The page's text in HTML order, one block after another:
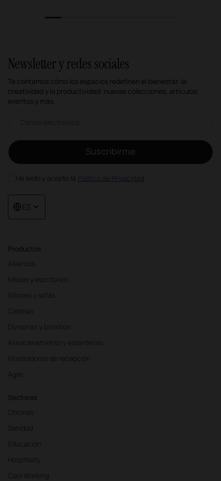
Productos
Asientos
Mesas y escritorios
Sillones y sofás
Cabinas
Divisorias y biombos
Almacenamiento y estanterías
Mostradores de recepción
Agile
Sectores
Oficinas
Sanidad
Educación
Hospitality
Cool Working
Newsletter y redes sociales
Te contamos cómo los espacios redefinen el bienestar, la
creatividad y la productividad: nuevas colecciones, artículos,
eventos y más.
Suscribirme
He leído y acepto la Política de Privacidad
ES